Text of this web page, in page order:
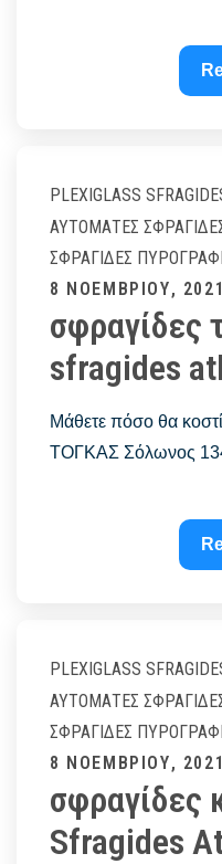
PLEXIGLASS
ΑΥΤΌΜΑΤΕΣ
ΣΦΡΑΓΊΔΕΣ
Posted
on
8 ΝΟΕΜΒΡΊΟΥ, 2021
σφραγίδες
sfragides
Μάθετε πόσο θα
ΤΟΓΚΑΣ Σόλωνος
PLEXIGLASS
ΑΥΤΌΜΑΤΕΣ
ΣΦΡΑΓΊΔΕΣ
Posted
on
8 ΝΟΕΜΒΡΊΟΥ, 2021
σφραγίδες
Sfragides